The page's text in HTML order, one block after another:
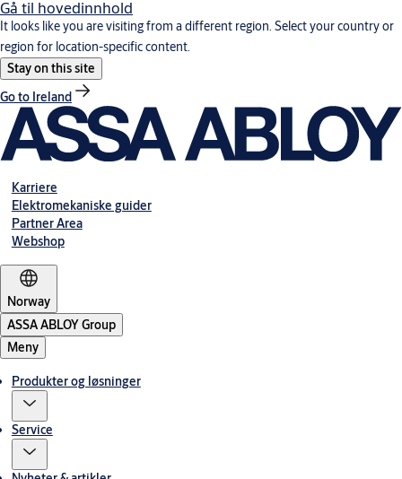
Gå til hovedinnhold
It looks like you are visiting from a different region. Select your country or
region for location-specific content.
Stay on this site
Go to Ireland
Karriere
Elektromekaniske guider
Partner Area
Webshop
Norway
ASSA ABLOY Group
Meny
Produkter og løsninger
Service